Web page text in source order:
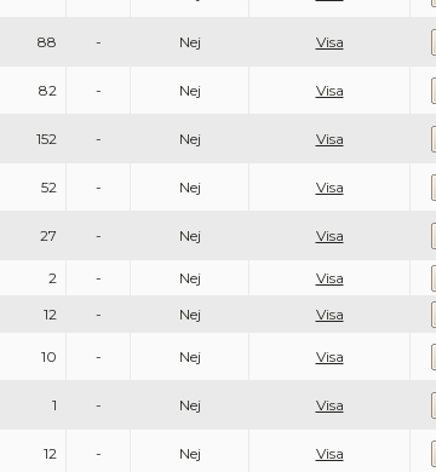
88 - Nej Visa
82 - Nej Visa
152 - Nej Visa
52 - Nej Visa
27 - Nej Visa
2 - Nej
Visa
12 - Nej
Visa
10 - Nej Visa
1 - Nej Visa
12 - Nej Visa